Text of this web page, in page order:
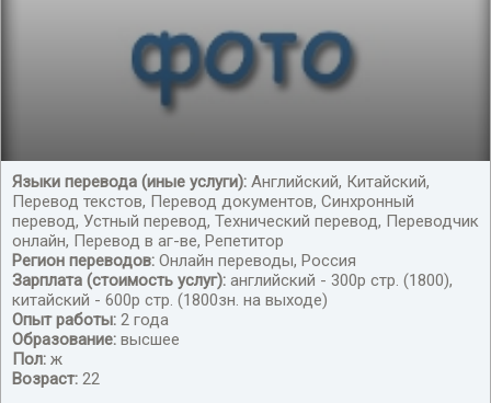
переводчик китайского/английского языков
Языки перевода (иные услуги): Английский, Китайский,
Перевод текстов, Перевод документов, Синхронный
перевод, Устный перевод, Технический перевод, Переводчик
онлайн, Перевод в аг-ве, Репетитор
Регион переводов: Онлайн переводы, Россия
Зарплата (стоимость услуг): английский - 300р стр. (1800),
китайский - 600р стр. (1800зн. на выходе)
Опыт работы: 2 года
Образование: высшее
Пол: ж
Возраст: 22